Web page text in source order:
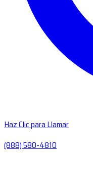
Haz Clic para Llamar
(888) 580-4810